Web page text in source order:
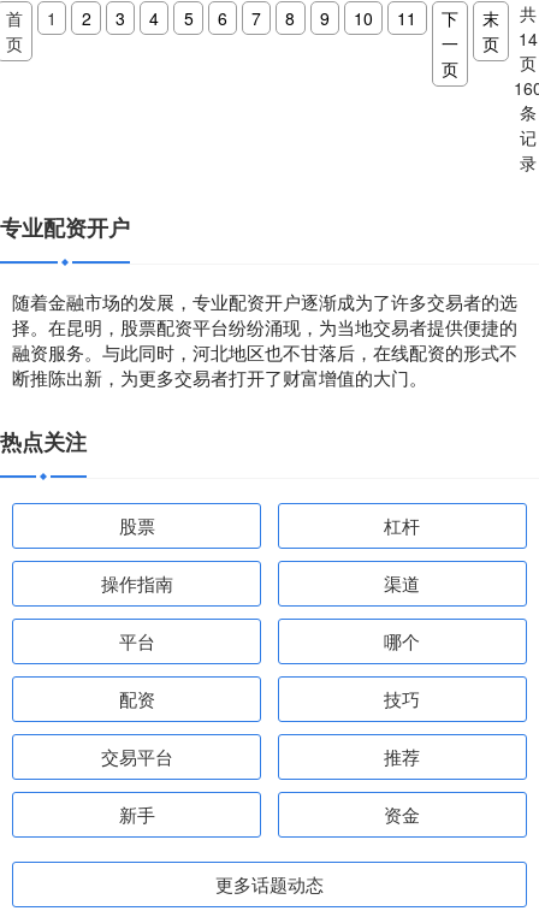
首
页
1 2 3 4 5 6 7 8 9 10 11
下
一
页
末
页
共
14
页
条
记
录
专业配资开户
随着金融市场的发展，专业配资开户逐渐成为了许多交易者的选
择。在昆明，股票配资平台纷纷涌现，为当地交易者提供便捷的
融资服务。与此同时，河北地区也不甘落后，在线配资的形式不
断推陈出新，为更多交易者打开了财富增值的大门。
热点关注
股票 杠杆
操作指南 渠道
平台 哪个
配资 技巧
交易平台 推荐
新手 资金
更多话题动态